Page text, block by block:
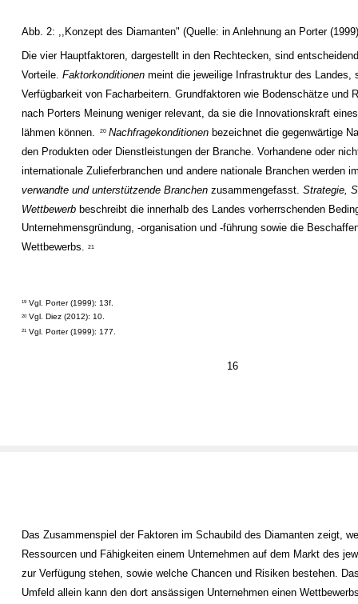
16
Abb. 2: ,,Konzept des Diamanten" (Quelle: in Anlehnung an Porter
Die vier Hauptfaktoren, dargestellt in den Rechtecken, sind
Vorteile.Faktorkonditionen meint die jeweilige Infrastruktur des Landes,
Verfügbarkeit von Facharbeitern. Grundfaktoren wie Bodenschätze und
nach Porters Meinung weniger relevant, da sie die Innovationskraft
lähmen können.
20 Nachfragekonditionenbezeichnet die gegenwärtige
den Produkten oder Dienstleistungen der Branche. Vorhandene oder
internationale Zulieferbranchen und andere nationale Branchen werden
verwandte und unterstützende Branchen zusammengefasst.Strategie,
Wettbewerb beschreibt die innerhalb des Landes vorherrschenden
Unternehmensgründung, -organisation und -führung sowie die
Wettbewerbs. 21
19 Vgl. Porter (1999): 13f.
20 Vgl. Diez (2012): 10.
21 Vgl. Porter (1999): 177.
Das Zusammenspiel der Faktoren im Schaubild des Diamanten zeigt,
Ressourcen und Fähigkeiten einem Unternehmen auf dem Markt des
zur Verfügung stehen, sowie welche Chancen und Risiken bestehen.
Umfeld allein kann den dort ansässigen Unternehmen einen